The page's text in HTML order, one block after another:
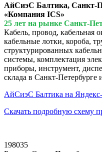
АйСиэС Балтика, Санкт-
«Компания ICS»
25 лет на рынке Санкт-
Кабель, провод, кабельная
кабельные лотки, короба,
структурированных
системы, комплектация
приборы, инструмент,
склада в Санкт-Петербурге
АйСиэС Балтика на Яндекс-
Скачать подробную схему
198035